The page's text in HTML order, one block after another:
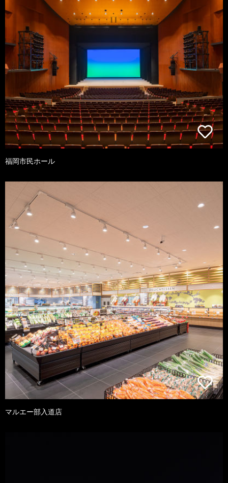
福岡市民ホール
マルエー部入道店